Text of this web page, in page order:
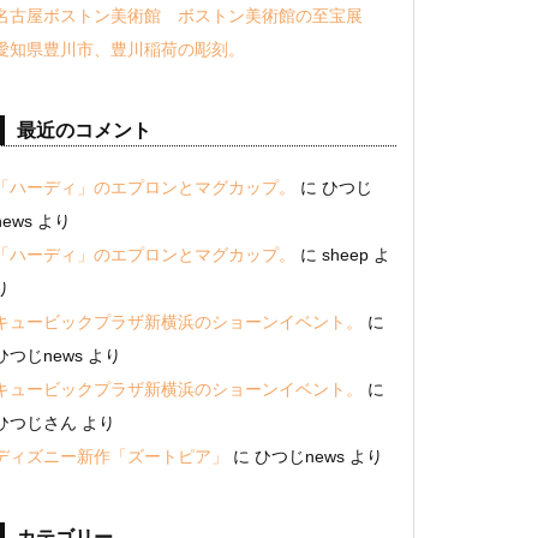
古屋ボストン美術館 ボストン美術館の至宝展
知県豊川市、豊川稲荷の彫刻。
最近のコメント
ハーディ」のエプロンとマグカップ。 に ひつじ
より
ハーディ」のエプロンとマグカップ。
に sheep よ
ュービックプラザ新横浜のショーンイベント。
に
つじnews より
ュービックプラザ新横浜のショーンイベント。
に
つじさん より
ィズニー新作「ズートピア」
に ひつじnews より